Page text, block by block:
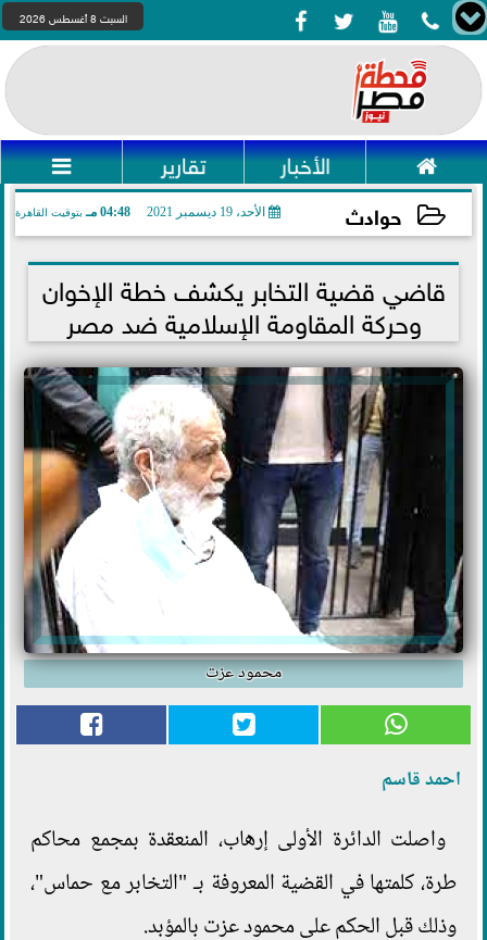
    السبت 8 أغسطس 2026
 الأخبار تقارير 
حوادث الأحد، 19 ديسمبر 2021 04:48 مـ بتوقيت القاهرة
2021-12-19 16:48:04
قاضي قضية التخابر يكشف خطة الإخوان
وحركة المقاومة الإسلامية ضد مصر
محمود عزت
احمد قاسم
واصلت الدائرة الأولى إرهاب، المنعقدة بمجمع محاكم
طرة، كلمتها في القضية المعروفة بـ "التخابر مع حماس"،
وذلك قبل الحكم على محمود عزت بالمؤبد.